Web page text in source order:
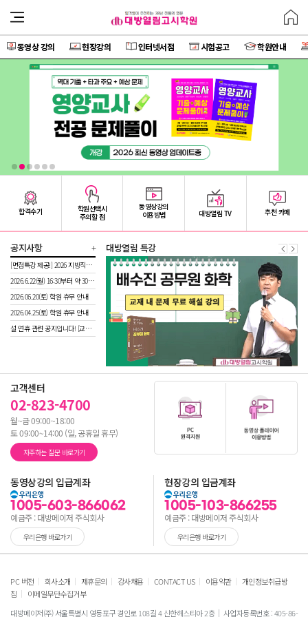
동영상 강의 현장강의 인터넷서점 시험공고 학원안내
합격수기
학원선택시
주의할 점
동영상강의
이용방법
대방열림 TV 추천 카페
공지사항 +
[면접특강 제공!] 2026 지방직공무원 시험 최종합격을 위한 마무리
2026.6.22(월) 16:30부터 약 30분간 서버 정기점검이 진행될 예정입니다.
2026.06.20(토) 학원 휴무 안내
2026.04.25(토) 학원 휴무 안내
설 연휴 관련 공지입니다! [교재 배송 등]
대방열림 특강
고객센터
02-823-4700
월~금 09:00~18:00
토 09:00~14:00 (일, 공휴일 휴무)
자주하는 질문 바로가기
동영상강의 입급계좌
1005-603-866062
예금주 : 대방메이저 주식회사
우리은행 바로가기
현장강의 입금계좌
1005-103-866255
예금주 : 대방메이저 주식회사
우리은행 바로가기
PC 버전 | 회사소개 | 제휴문의 | 강사채용 | CONTACT US | 이용약관 | 개인정보취급방
침 | 이메일무단수집거부
대방메이저(주) 서울특별시 영등포구 경인로 108길 4 신한헤스티아 2층
사업자등록번호 : 405-86-